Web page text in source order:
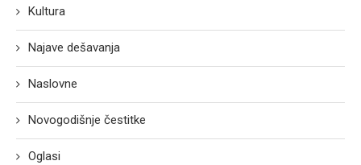
Kultura
Najave dešavanja
Naslovne
Novogodišnje čestitke
Oglasi